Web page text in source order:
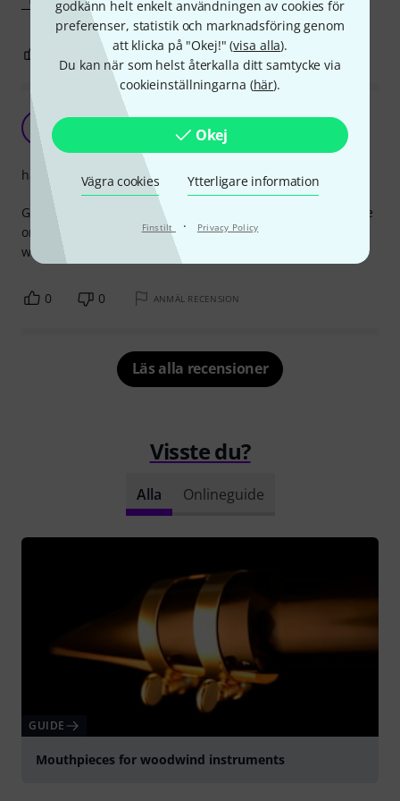
godkänn helt enkelt användningen av cookies för
preferenser, statistik och marknadsföring genom
att klicka på "Okej!" (visa alla).
Du kan när som helst återkalla ditt samtycke via
cookieinställningarna (här).
Okej
Vägra cookies Ytterligare information
Finstilt · Privacy Policy
0 ANMÄL RECENSION
Good price and comfort
henryburner 22.02.2017
Good price and they are very comfortable. But I tend to bite
on the cushions so don't last very long for me. I wish they
were a bit harder (or change my technique).
hantverkskvalitet
0 0 ANMÄL RECENSION
Läs alla recensioner
Visste du?
Alla Onlineguide
GUIDE
Mouthpieces for woodwind instruments